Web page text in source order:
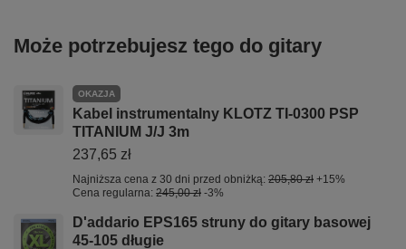
Może potrzebujesz tego do gitary
OKAZJA
Kabel instrumentalny KLOTZ TI-0300 PSP
TITANIUM J/J 3m
237,65 zł
Najniższa cena z 30 dni przed obniżką: 205,80 zł +15%
Cena regularna: 245,00 zł -3%
D'addario EPS165 struny do gitary basowej
45-105 długie